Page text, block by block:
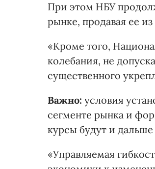
При этом НБУ
рынке, продавая ее из
«Кроме того,
колебания, не
существенного
Важно: условия
сегменте рынка и
курсы будут и
«Управляемая